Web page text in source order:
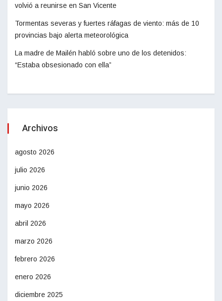
volvió a reunirse en San Vicente
Tormentas severas y fuertes ráfagas de viento: más de 10
provincias bajo alerta meteorológica
La madre de Mailén habló sobre uno de los detenidos:
“Estaba obsesionado con ella”
Archivos
agosto 2026
julio 2026
junio 2026
mayo 2026
abril 2026
marzo 2026
febrero 2026
enero 2026
diciembre 2025